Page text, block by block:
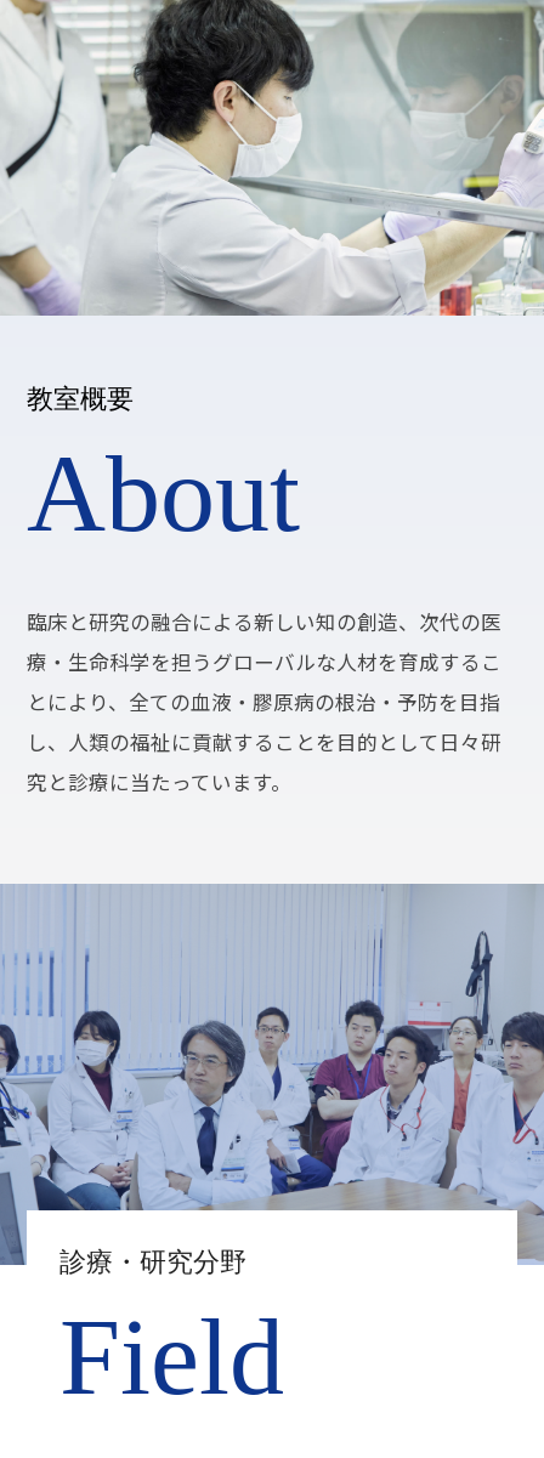
教室概要
About
臨床と研究の融合による新しい知の創造、次代の医
療・生命科学を担うグローバルな人材を育成するこ
とにより、全ての血液・膠原病の根治・予防を目指
し、人類の福祉に貢献することを目的として日々研
究と診療に当たっています。
診療・研究分野
Field